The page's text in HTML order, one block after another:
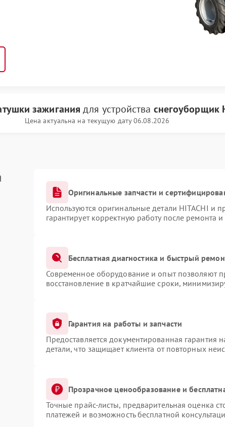
зажигания для устройства снегоуборщик
Цена актуальна на текущую дату 06.08.2026
Оригинальные запчасти и
Используются оригинальные детали HITACHI и
гарантирует корректную работу после ремонта
Бесплатная диагностика и быстрый
Современное оборудование и опыт позволяют
восстановление в кратчайшие сроки,
Гарантия на работы и запчасти
Предоставляется документированная
детали, что защищает клиента от повторных
Прозрачное ценообразование и
Точные прайс-листы, предварительная оценка
платежей и возможность бесплатной